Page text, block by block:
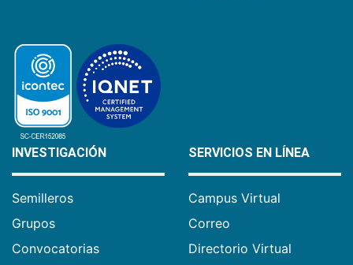
INVESTIGACIÓN
Semilleros
Grupos
Convocatorias
SERVICIOS EN LÍNEA
Campus Virtual
Correo
Directorio Virtual